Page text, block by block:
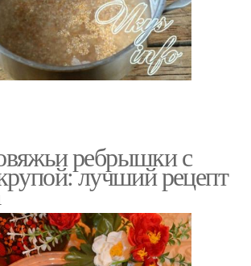
ребрышки с
лучший рецепт